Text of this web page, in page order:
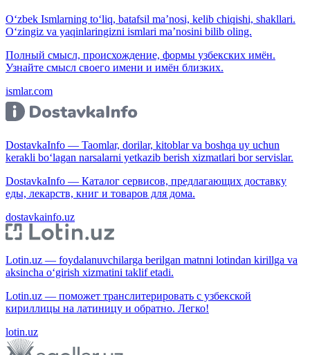
O‘zbek Ismlarning to‘liq, batafsil ma’nosi, kelib chiqishi, shakllari.
O‘zingiz va yaqinlaringizni ismlari ma’nosini bilib oling.
Полный смысл, происхождение, формы узбекских имён.
Узнайте смысл своего имени и имён близких.
ismlar.com
DostavkaInfo — Taomlar, dorilar, kitoblar va boshqa uy uchun
kerakli bo‘lagan narsalarni yetkazib berish xizmatlari bor servislar.
DostavkaInfo — Каталог сервисов, предлагающих доставку
еды, лекарств, книг и товаров для дома.
dostavkainfo.uz
Lotin.uz — foydalanuvchilarga berilgan matnni lotindan kirillga va
aksincha o‘girish xizmatini taklif etadi.
Lotin.uz — поможет транслитерировать с узбекской
кириллицы на латиницу и обратно. Легко!
lotin.uz